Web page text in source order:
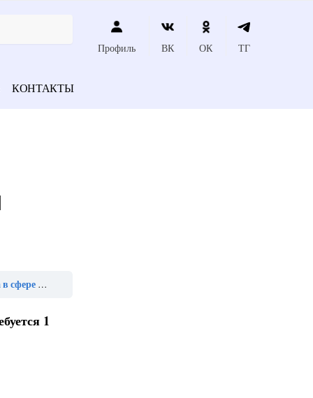
Профиль ВК ОК ТГ
КОНТАКТЫ
определяет»
1